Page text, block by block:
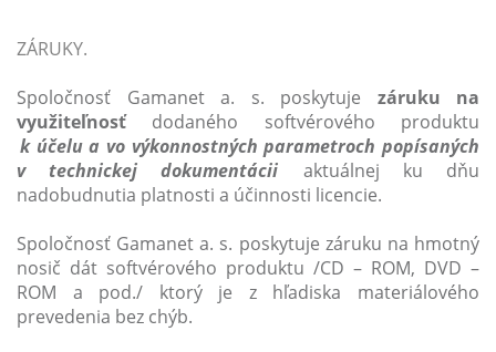
ZÁRUKY.
Spoločnosť Gamanet a. s. poskytuje záruku na
využiteľnosťdodaného softvérového produktu
k účelu a vo výkonnostných parametroch popísaných
v technickej dokumentácii
aktuálnej ku dňu
nadobudnutia platnosti a účinnosti licencie.
Spoločnosť Gamanet a. s. poskytuje záruku na hmotný
nosič dát softvérového produktu /CD – ROM, DVD –
ROM a pod./ ktorý je z hľadiska materiálového
prevedenia bez chýb.